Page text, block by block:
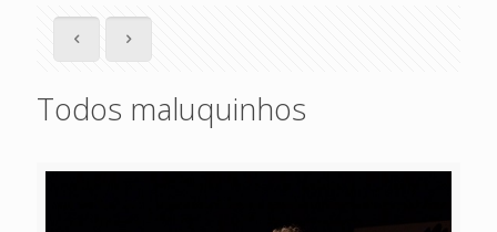
Todos maluquinhos